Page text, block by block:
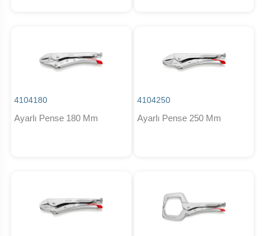
4104180
Ayarlı Pense 180 Mm
4104250
Ayarlı Pense 250 Mm